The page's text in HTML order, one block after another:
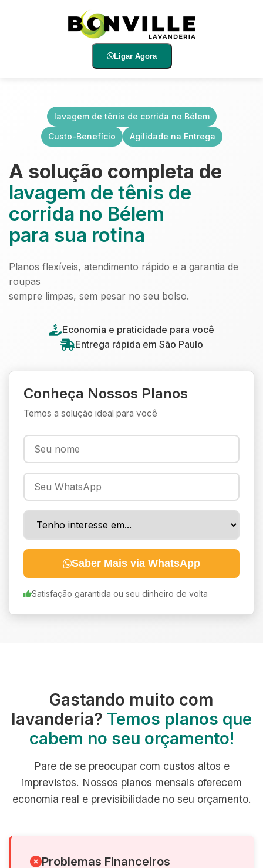
Ligar Agora
lavagem de tênis de corrida no Bélem
Custo-Benefício
Agilidade na Entrega
A solução completa de
lavagem de tênis de
corrida no Bélem
para sua rotina
Planos flexíveis, atendimento rápido e a garantia de
roupas
sempre limpas, sem pesar no seu bolso.
Economia e praticidade para você
Entrega rápida em São Paulo
Conheça Nossos Planos
Temos a solução ideal para você
Saber Mais via WhatsApp
Satisfação garantida ou seu dinheiro de volta
Gastando muito com
lavanderia? Temos planos que
cabem no seu orçamento!
Pare de se preocupar com custos altos e
imprevistos. Nossos planos mensais oferecem
economia real e previsibilidade no seu orçamento.
Problemas Financeiros